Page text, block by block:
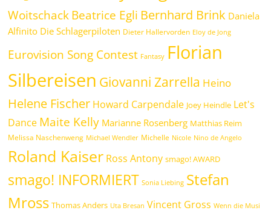
WoitschackBeatrice Egli Bernhard Brink Daniela
Alfinito Die Schlagerpiloten Dieter Hallervorden Eloy de Jong
Eurovision Song Contest Fantasy Florian
Silbereisen Giovanni Zarrella Heino
Helene Fischer Howard Carpendale Joey Heindle Let's
Dance Maite Kelly Marianne Rosenberg Matthias Reim
Melissa Naschenweng Michael Wendler Michelle Nicole Nino de Angelo
Roland Kaiser Ross Antony smago! AWARD
smago! INFORMIERT Sonia Liebing Stefan
Mross Thomas Anders Uta Bresan Vincent Gross Wenn die Musi